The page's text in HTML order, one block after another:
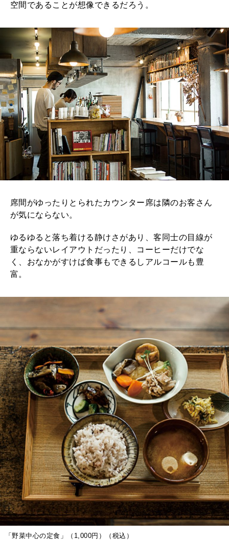
空間であることが想像できるだろう。
席間がゆったりとられたカウンター席は隣のお客さん
が気にならない。
ゆるゆると落ち着ける静けさがあり、客同士の目線が
重ならないレイアウトだったり、コーヒーだけでな
く、おなかがすけば食事もできるしアルコールも豊
富。
「野菜中心の定食」（1,000円）（税込）